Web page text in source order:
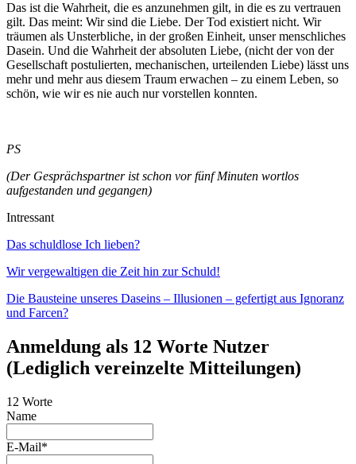
Das ist die Wahrheit, die es anzunehmen gilt, in die es zu vertrauen
gilt. Das meint: Wir sind die Liebe. Der Tod existiert nicht. Wir
träumen als Unsterbliche, in der großen Einheit, unser menschliches
Dasein. Und die Wahrheit der absoluten Liebe, (nicht der von der
Gesellschaft postulierten, mechanischen, urteilenden Liebe) lässt uns
mehr und mehr aus diesem Traum erwachen – zu einem Leben, so
schön, wie wir es nie auch nur vorstellen konnten.
PS
(Der Gesprächspartner ist schon vor fünf Minuten wortlos
aufgestanden und gegangen)
Intressant
Das schuldlose Ich lieben?
Wir vergewaltigen die Zeit hin zur Schuld!
Die Bausteine unseres Daseins – Illusionen – gefertigt aus Ignoranz
und Farcen?
Anmeldung als 12 Worte Nutzer
(Lediglich vereinzelte Mitteilungen)
12 Worte
Name
E-Mail*